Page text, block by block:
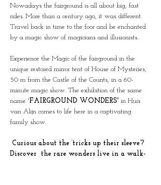
Nowadays the fairground is all about big, fast
rides. More than a century ago, it was different.
Travel back in time to the foor and be enchanted
by a magic show of magicians and illusionists.
Experience the Magic of the fairground in the
unique restored mirror tent of House of Mysteries,
50 m from the Castle of the Counts, in a 60-
minute magic show. The exhibition of the same
name 'FAIRGROUND WONDERS' in Huis
van Alijn comes to life here in a captivating
family show.
Discover  the rare wonders live in a walk-